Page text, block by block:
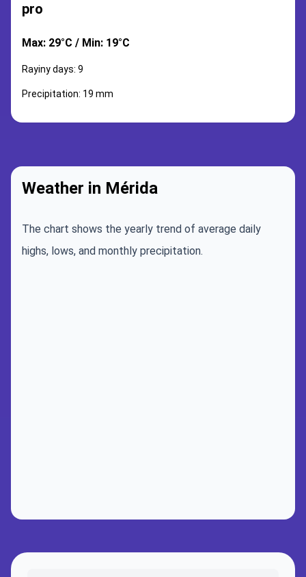
pro
Max: 29°C / Min: 19°C
Rayiny days: 9
Precipitation: 19 mm
Weather in Mérida
The chart shows the yearly trend of average daily
highs, lows, and monthly precipitation.